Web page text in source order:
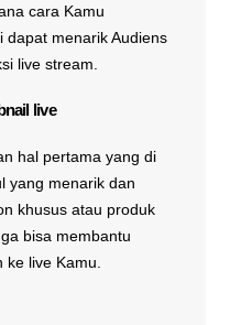
cara Kamu
dapat menarik Audiens
live stream.
live
hal pertama yang di
yang menarik dan
khusus atau produk
bisa membantu
live Kamu.